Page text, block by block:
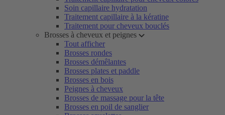
Soin capillaire hydratation
Traitement capillaire à la kératine
Traitement pour cheveux bouclés
Brosses à cheveux et peignes
Tout afficher
Brosses rondes
Brosses démêlantes
Brosses plates et paddle
Brosses en bois
Peignes à cheveux
Brosses de massage pour la tête
Brosses en poil de sanglier